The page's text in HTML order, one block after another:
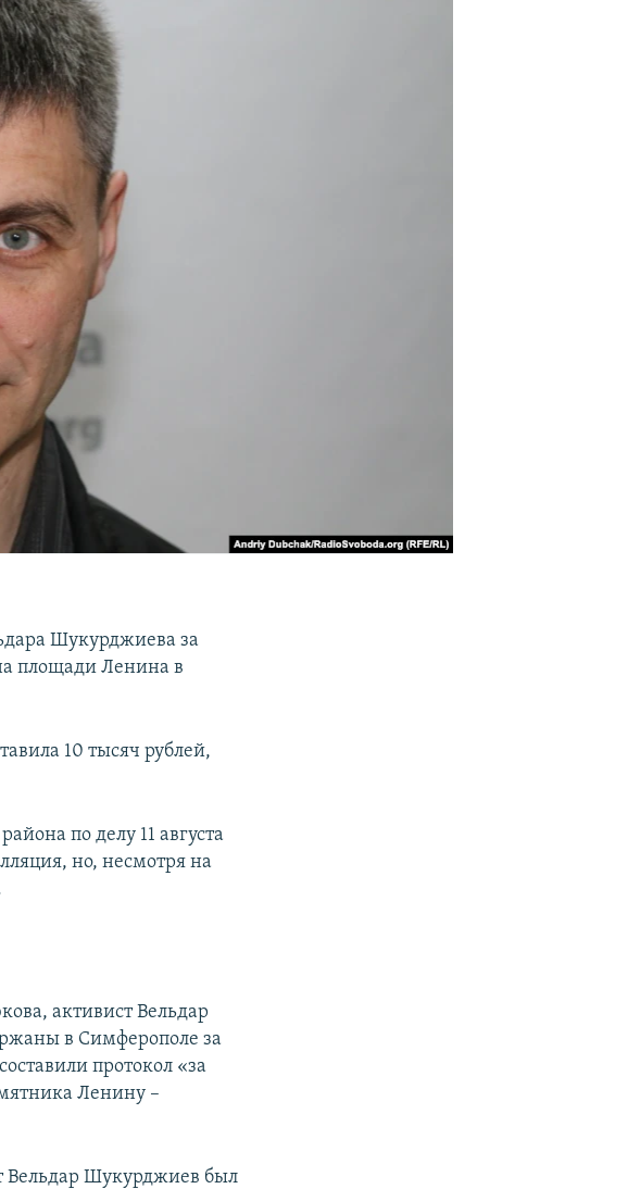
Шукурджиева за
площади Ленина в
10 тысяч рублей,
по делу 11 августа
но, несмотря на
активист Вельдар
в Симферополе за
протокол «за
Ленину –
Вельдар Шукурджиев был